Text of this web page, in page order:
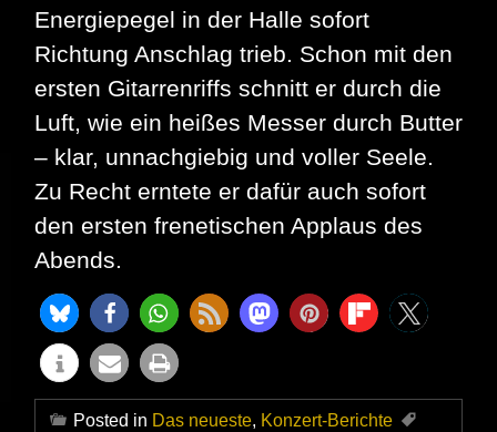
Energiepegel in der Halle sofort
Richtung Anschlag trieb. Schon mit den
ersten Gitarrenriffs schnitt er durch die
Luft, wie ein heißes Messer durch Butter
– klar, unnachgiebig und voller Seele.
Zu Recht erntete er dafür auch sofort
den ersten frenetischen Applaus des
Abends.
Posted in Das neueste, Konzert-Berichte